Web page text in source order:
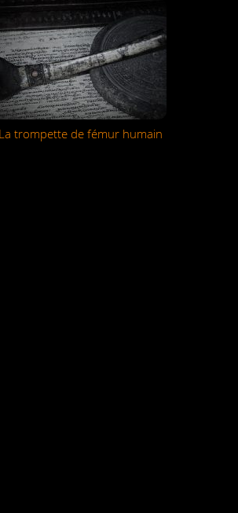
La trompette de fémur humain